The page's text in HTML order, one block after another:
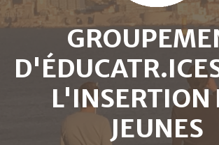
L'INSERTION
JEUNES